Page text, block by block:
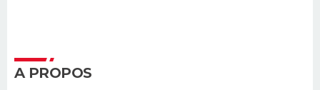
A PROPOS